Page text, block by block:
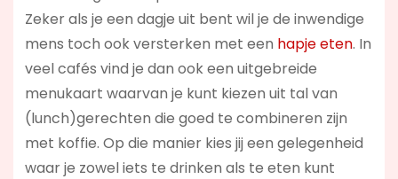
Zeker als je een dagje uit bent wil je de inwendige
mens toch ook versterken met een hapje eten. In
veel cafés vind je dan ook een uitgebreide
menukaart waarvan je kunt kiezen uit tal van
(lunch)gerechten die goed te combineren zijn
met koffie. Op die manier kies jij een gelegenheid
waar je zowel iets te drinken als te eten kunt